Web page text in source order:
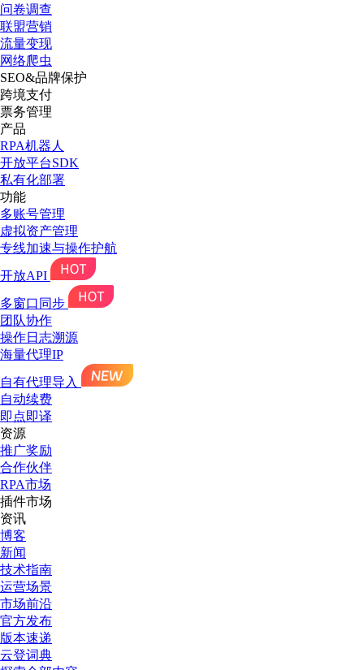
问卷调查
联盟营销
流量变现
网络爬虫
SEO&品牌保护
跨境支付
票务管理
产品
RPA机器人
开放平台SDK
私有化部署
功能
多账号管理
虚拟资产管理
专线加速与操作护航
开放API
多窗口同步
团队协作
操作日志溯源
海量代理IP
自有代理导入
自动续费
即点即译
资源
推广奖励
合作伙伴
RPA市场
插件市场
资讯
博客
新闻
技术指南
运营场景
市场前沿
官方发布
版本速递
云登词典